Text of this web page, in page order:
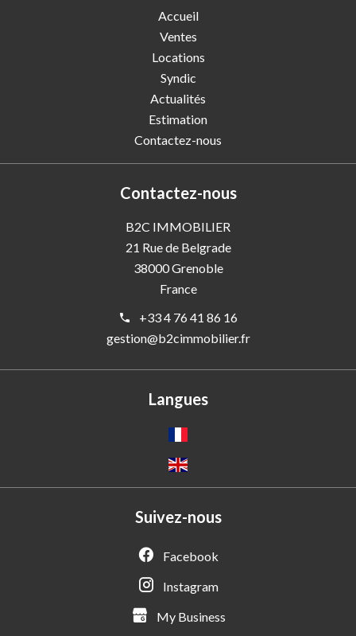
Accueil
Ventes
Locations
Syndic
Actualités
Estimation
Contactez-nous
Contactez-nous
B2C IMMOBILIER
21 Rue de Belgrade
38000Grenoble
France
+33 4 76 41 86 16
gestion@b2cimmobilier.fr
Langues
Suivez-nous
Facebook
Instagram
My Business